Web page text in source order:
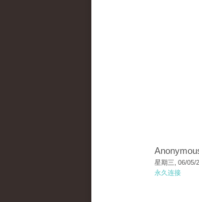
星期三, 06/05/
永久连接